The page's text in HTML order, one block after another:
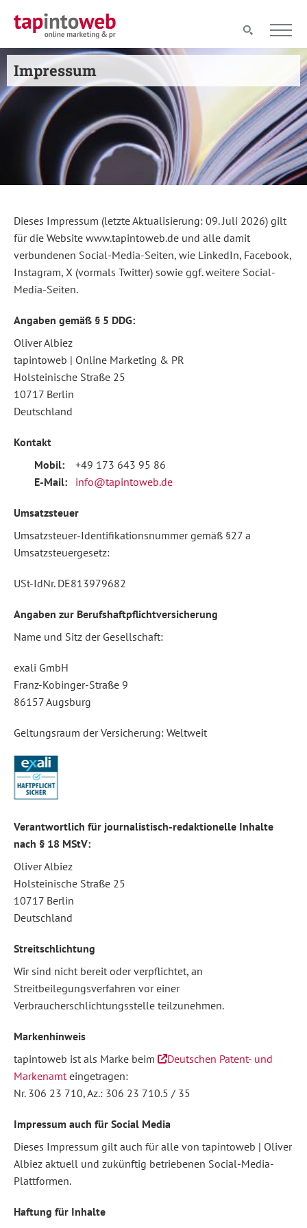
Impressum
Dieses Impressum (letzte Aktualisierung: 09. Juli 2026) gilt
für die Website www.tapintoweb.de und alle damit
verbundenen Social-Media-Seiten, wie LinkedIn, Facebook,
Instagram, X (vormals Twitter) sowie ggf. weitere Social-
Media-Seiten.
Angaben gemäß § 5 DDG:
Oliver Albiez
tapintoweb | Online Marketing & PR
Holsteinische Straße 25
10717 Berlin
Deutschland
Kontakt
Mobil: +49 173 643 95 86
E-Mail: info@tapintoweb.de
Umsatzsteuer
Umsatzsteuer-Identifikationsnummer gemäß §27 a
Umsatzsteuergesetz:
USt-IdNr. DE813979682
Angaben zur Berufshaftpflichtversicherung
Name und Sitz der Gesellschaft:
exali GmbH
Franz-Kobinger-Straße 9
86157 Augsburg
Geltungsraum der Versicherung: Weltweit
Verantwortlich für journalistisch-redaktionelle Inhalte
nach § 18 MStV:
Oliver Albiez
Holsteinische Straße 25
10717 Berlin
Deutschland
Streitschlichtung
Wir sind nicht bereit oder verpflichtet, an
Streitbeilegungsverfahren vor einer
Verbraucherschlichtungsstelle teilzunehmen.
Markenhinweis
tapintoweb ist als Marke beim
Deutschen Patent- und
Markenamteingetragen:
Nr. 306 23 710, Az.: 306 23 710.5 / 35
Impressum auch für Social Media
Dieses Impressum gilt auch für alle von tapintoweb | Oliver
Albiez aktuell und zukünftig betriebenen Social-Media-
Plattformen.
Haftung für Inhalte